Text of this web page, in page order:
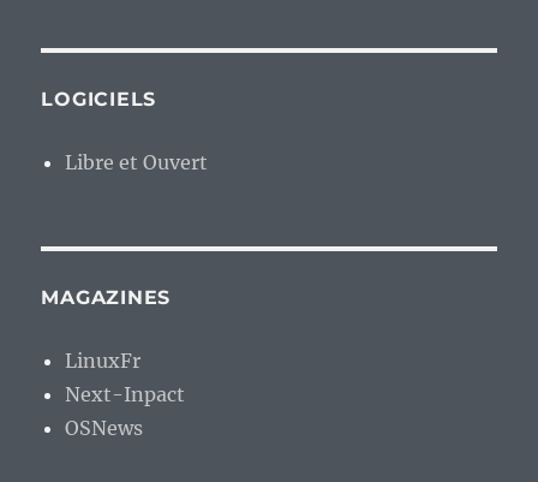
LOGICIELS
Libre et Ouvert
MAGAZINES
LinuxFr
Next-Inpact
OSNews